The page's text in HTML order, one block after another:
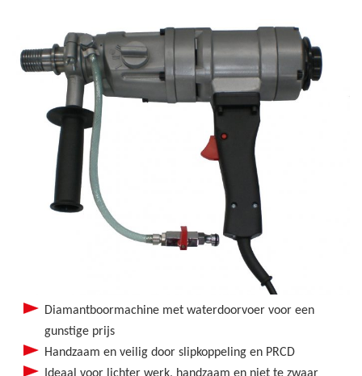
Diamantboormachine met waterdoorvoer voor een
gunstige prijs
Handzaam en veilig door slipkoppeling en PRCD